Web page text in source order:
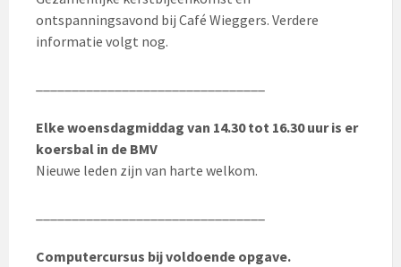
ontspanningsavond bij Café Wieggers. Verdere
informatie volgt nog.
Elke woensdagmiddag van 14.30 tot 16.30 uur is er
koersbal in de BMV
Nieuwe leden zijn van harte welkom.
Computercursus bij voldoende opgave.